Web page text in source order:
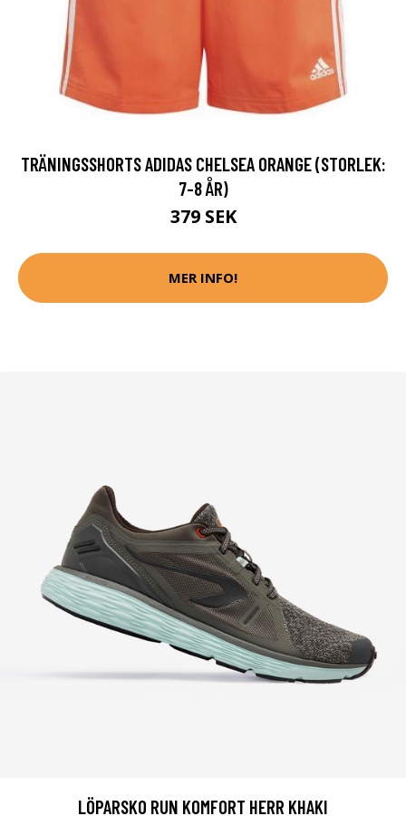
TRÄNINGSSHORTS ADIDAS CHELSEA ORANGE (STORLEK:
7-8 ÅR)
379 SEK
MER INFO!
LÖPARSKO RUN KOMFORT HERR KHAKI